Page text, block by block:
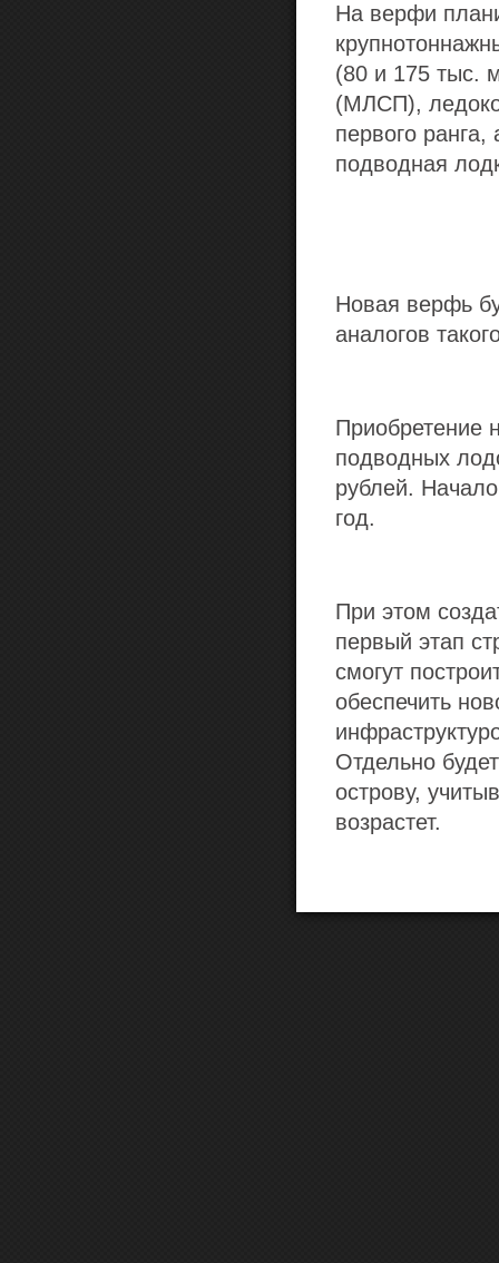
На верфи
(80 и 175 тыс.
(МЛСП),
первого
подводная
Новая верфь
аналогов
Приобретение
подводных
рублей.
год.
При этом
первый этап
смогут
обеспечить
Отдельно
острову,
возрастет.